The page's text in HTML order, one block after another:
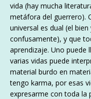
vida (hay mucha
metáfora del guerrero).
universal es dual (el
confusamente), y que
aprendizaje. Uno puede
varias vidas puede
material burdo en
tengo karma, por esas
expresarme con toda la